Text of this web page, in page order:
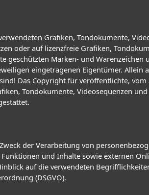
Grafiken, Tondokumente,
oder auf lizenzfreie Grafiken,
Marken- und
eingetragenen Eigentümer.
Das Copyright für veröffentlichte,
Tondokumente, Videosequenzen
der Verarbeitung von
und Inhalte sowie externen
auf die verwendeten
(DSGVO).